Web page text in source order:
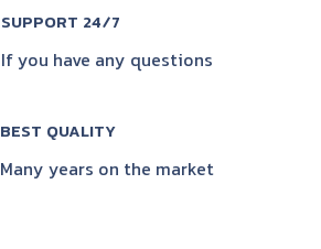
24/7 SUPPORT
If you have any questions
BEST QUALITY
Many years on the market